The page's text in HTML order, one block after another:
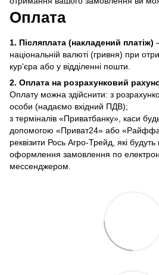
Оплата
1. Післяплата (накладений платіж)
національній валюті (гривня) при
кур'єра або у відділенні пошти.
2. Оплата на розрахунковий
Оплату можна здійснити: з
особи (надаємо вхідний ПДВ);
з терміналів «Приватбанку», каси
допомогою «Приват24» або
реквізити Рось Агро-Трейд, які будуть
оформлення замовлення по
мессенджером.